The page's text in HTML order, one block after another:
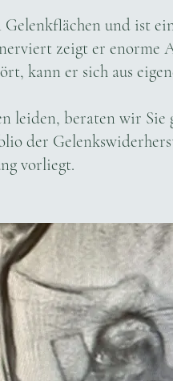
und ist
zeigt er enorme
kann er sich aus
leiden, beraten wir
der
vorliegt.